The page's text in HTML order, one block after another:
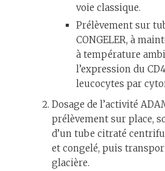
voie classique.
Prélèvement sur
CONGELER, à
à température
l’expression du
leucocytes par
Dosage de l’activité
prélèvement sur place,
d’un tube citraté
et congelé, puis
glacière.